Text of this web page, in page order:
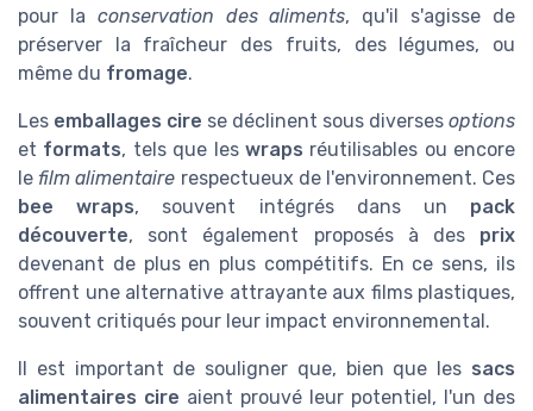
pour la conservation des aliments, qu'il s'agisse de
préserver la fraîcheur des fruits, des légumes, ou
même du fromage.
Les emballages cire se déclinent sous diverses options
et formats, tels que les wraps réutilisables ou encore
le film alimentaire respectueux de l'environnement. Ces
bee wraps, souvent intégrés dans un pack
découverte, sont également proposés à des prix
devenant de plus en plus compétitifs. En ce sens, ils
offrent une alternative attrayante aux films plastiques,
souvent critiqués pour leur impact environnemental.
Il est important de souligner que, bien que les sacs
alimentaires cire aient prouvé leur potentiel, l'un des